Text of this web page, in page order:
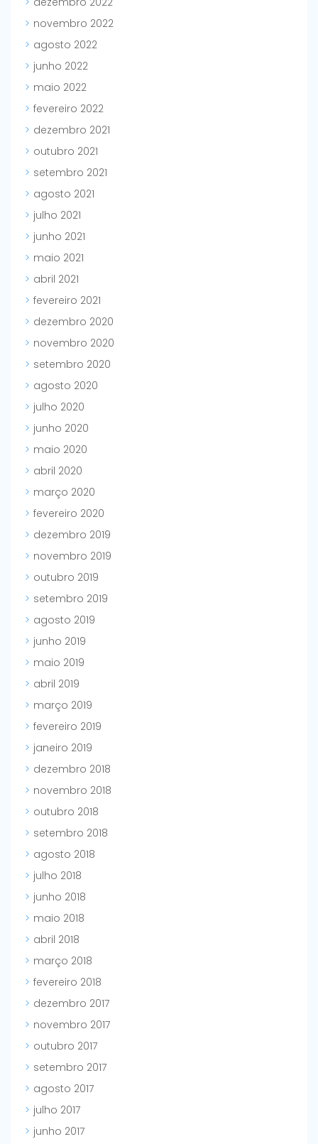
novembro 2022
agosto 2022
junho 2022
maio 2022
fevereiro 2022
dezembro 2021
outubro 2021
setembro 2021
agosto 2021
julho 2021
junho 2021
maio 2021
abril 2021
fevereiro 2021
dezembro 2020
novembro 2020
setembro 2020
agosto 2020
julho 2020
junho 2020
maio 2020
abril 2020
março 2020
fevereiro 2020
dezembro 2019
novembro 2019
outubro 2019
setembro 2019
agosto 2019
junho 2019
maio 2019
abril 2019
março 2019
fevereiro 2019
janeiro 2019
dezembro 2018
novembro 2018
outubro 2018
setembro 2018
agosto 2018
julho 2018
junho 2018
maio 2018
abril 2018
março 2018
fevereiro 2018
dezembro 2017
novembro 2017
outubro 2017
setembro 2017
agosto 2017
julho 2017
junho 2017